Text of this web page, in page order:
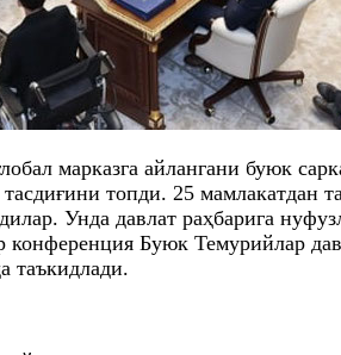
марказга айлангани буюк
топди. 25
Унда давлат раҳбарига
Буюк Темурийлар
таъкидлади.